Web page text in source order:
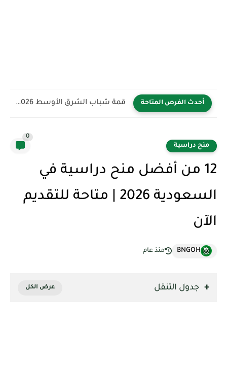
أحدث الفرص المتاحة قمة شباب الشرق الأوسط YBB 2026 في المملكة العربية السعودية...
منح دراسية
0
12 من أفضل منح دراسية في
السعودية 2026 | متاحة للتقديم
الآن
BNGOH منذ عام
جدول التنقل